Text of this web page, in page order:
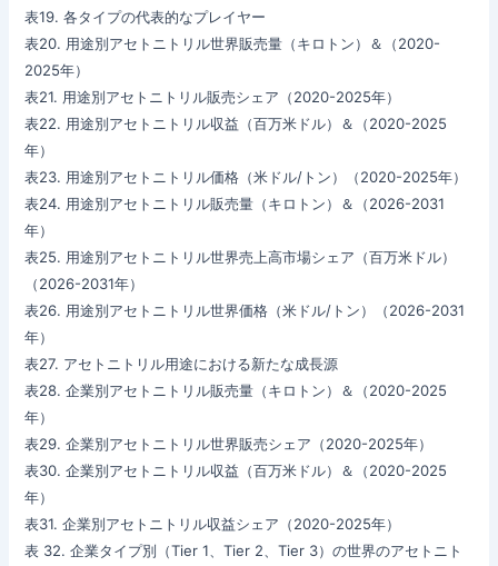
表19. 各タイプの代表的なプレイヤー
表20. 用途別アセトニトリル世界販売量（キロトン）＆（2020-
2025年）
表21. 用途別アセトニトリル販売シェア（2020-2025年）
表22. 用途別アセトニトリル収益（百万米ドル）＆（2020-2025
年）
表23. 用途別アセトニトリル価格（米ドル/トン）（2020-2025年）
表24. 用途別アセトニトリル販売量（キロトン）＆（2026-2031
年）
表25. 用途別アセトニトリル世界売上高市場シェア（百万米ドル）
（2026-2031年）
表26. 用途別アセトニトリル世界価格（米ドル/トン）（2026-2031
年）
表27. アセトニトリル用途における新たな成長源
表28. 企業別アセトニトリル販売量（キロトン）＆（2020-2025
年）
表29. 企業別アセトニトリル世界販売シェア（2020-2025年）
表30. 企業別アセトニトリル収益（百万米ドル）＆（2020-2025
年）
表31. 企業別アセトニトリル収益シェア（2020-2025年）
表 32. 企業タイプ別（Tier 1、Tier 2、Tier 3）の世界のアセトニト